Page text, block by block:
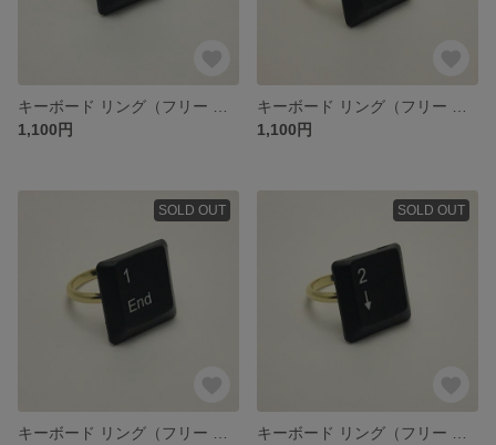
1,100円
1,100円
SOLD OUT SOLD OUT